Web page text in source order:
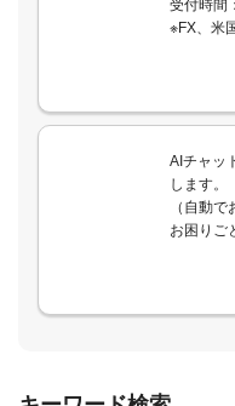
受付時間
※FX、米
AIチャッ
します。
（自動
お困りご